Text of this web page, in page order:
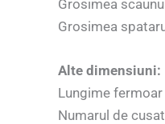
Grosimea
Grosimea
Alte dimensiuni:
Lungime
Numarul de